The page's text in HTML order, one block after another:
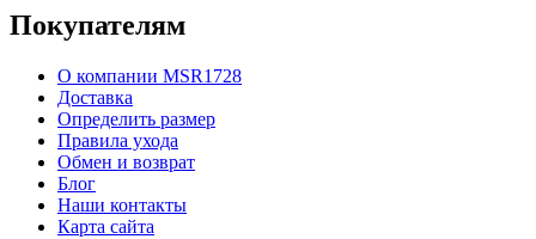
Покупателям
О компании MSR1728
Доставка
Определить размер
Правила ухода
Обмен и возврат
Блог
Наши контакты
Карта сайта